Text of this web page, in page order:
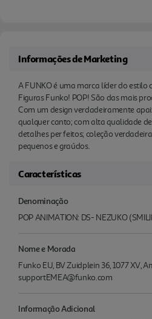
Informações de Marketing
A FUNKO é uma marca líder do estilo
Figuras Funko! POP! São das mais
Com um design verdadeiramente
qualquer canto; com alta qualidade
detalhes per feitos; coleção
pequenos e graúdos.
Características
Denominação
POP ANIMATION: DS- NEZUKO
Nome e Morada
Funko EU, BV Zuidplein 36, 1077 XV,
supportEMEA@funko.com
Informação Adicional